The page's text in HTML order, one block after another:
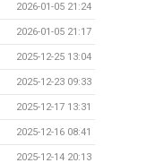
2026-01-05 21:24
2026-01-05 21:17
2025-12-25 13:04
2025-12-23 09:33
2025-12-17 13:31
2025-12-16 08:41
2025-12-14 20:13